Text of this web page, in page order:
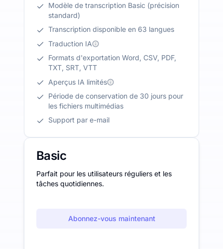
Modèle de transcription Basic (précision
standard)
Transcription disponible en 63 langues
Traduction IA
Formats d'exportation Word, CSV, PDF,
TXT, SRT, VTT
Aperçus IA limités
Période de conservation de 30 jours pour
les fichiers multimédias
Support par e-mail
Basic
Parfait pour les utilisateurs réguliers et les
tâches quotidiennes.
Abonnez-vous maintenant